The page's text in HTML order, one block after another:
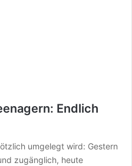
Endlich
umgelegt wird: Gestern
zugänglich, heute